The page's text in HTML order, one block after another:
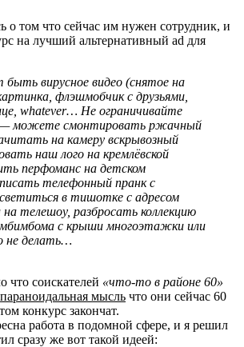
о том что сейчас им нужен сотрудник, и
на лучший альтернативный ad для
вирусное видео (снятое на
флэшмобчик c друзьями,
whatever… Не ограничивайте
— можете смонтировать ржачный
на камеру вскрывозный
наш лого на кремлёвской
перфоманс на детском
телефонный пранк с
в тишотке с адресом
телешоу, разбросать коллекцию
с крыши многоэтажки или
не делать…
что соискателей «что-то в районе 60»
параноидальная мысль что они сейчас 60
конкурс закончат.
работа в подомной сфере, и я решил
сразу же вот такой идеей: